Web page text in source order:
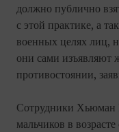
должно публично
с этой практике, а
военных целях лиц,
они сами изъявляют
противостоянии,
Сотрудники Хьюман
мальчиков в